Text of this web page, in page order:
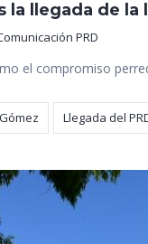
la llegada de
PRD
el compromiso
Llegada del